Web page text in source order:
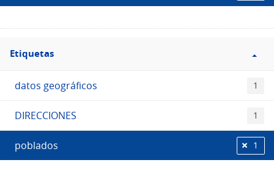
Filtro
Etiquetas
Etiquetas
datos geográficos 1
DIRECCIONES 1
poblados 1